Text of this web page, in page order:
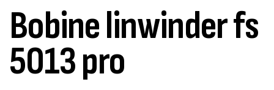
Bobine linwinder fs
5013 pro